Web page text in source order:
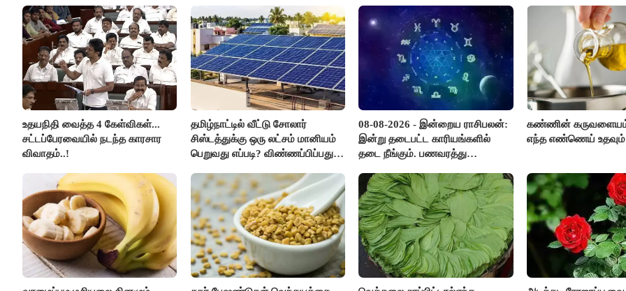
உதயநிதி வைத்த 4 கேள்விகள்...
சட்டப்பேரவையில் நடந்த காரசார
விவாதம்..!
தமிழ்நாட்டில் வீட்டு சோலார்
சிஸ்டத்துக்கு ஒரு லட்சம் மானியம்
பெறுவது எப்படி? விண்ணப்பிப்பது
08-08-2026 - இன்றைய ராசிபலன்:
இன்று தடைபட்ட காரியங்களில்
தடை நீங்கும். பணவரத்து
எண்ணம் அதிகரிக்கும்..!
கண்ணின்
எந்த எண்ணெய் உதவும்